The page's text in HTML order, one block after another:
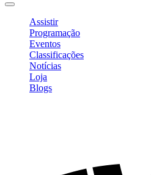
Assistir
Programação
Eventos
Classificações
Notícias
Loja
Blogs